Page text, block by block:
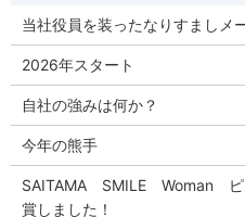
当社役員を装ったなりすましメ
2026年スタート
自社の強みは何か？
今年の熊手
SAITAMA SMILE Woman
賞しました！